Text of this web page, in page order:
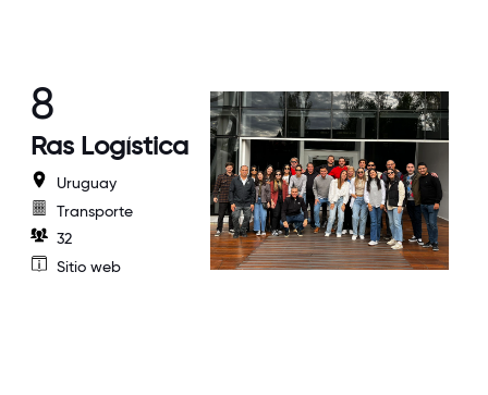
8
Ras Logística
Uruguay
Transporte
32
Sitio web